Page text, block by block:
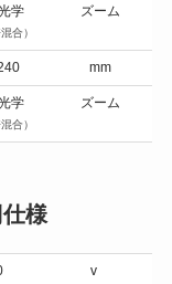
学
合）
ズーム
mm
学
合）
ズーム
様
v